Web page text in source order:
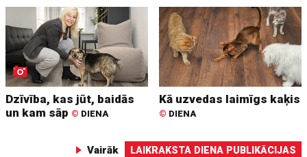
Dzīvība, kas jūt, baidās
un kam sāp © DIENA
Kā uzvedas laimīgs kaķis
© DIENA
Vairāk LAIKRAKSTA DIENA PUBLIKĀCIJAS